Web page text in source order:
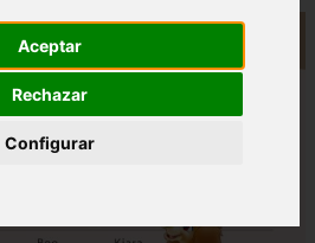
Aceptar
Rechazar
Configurar